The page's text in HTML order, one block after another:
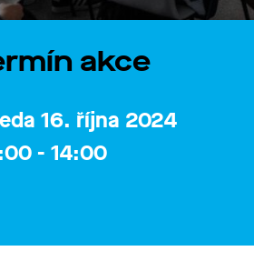
akce
16. října 2024
- 14:00